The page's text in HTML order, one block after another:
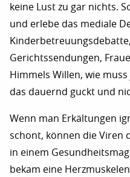
keine Lust zu gar nichts.
und erlebe das mediale
Gerichtssendungen,
Himmels Willen, wie
das dauernd guckt und
Wenn man Erkältungen
schont, können die Viren
in einem
bekam eine